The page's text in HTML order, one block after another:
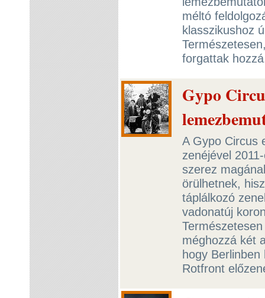
méltó
klasszikushoz
forgattak
Gypo
A Gypo Circus
zenéjével
szerez
örülhetnek,
táplálkozó
vadonatúj
méghozzá két
hogy
Rotfront